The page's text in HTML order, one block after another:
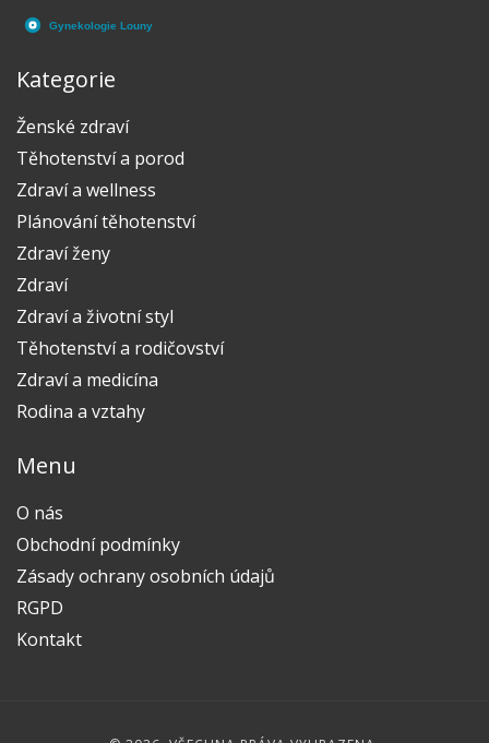
Kategorie
Ženské zdraví
Těhotenství a porod
Zdraví a wellness
Plánování těhotenství
Zdraví ženy
Zdraví
Zdraví a životní styl
Těhotenství a rodičovství
Zdraví a medicína
Rodina a vztahy
Menu
O nás
Obchodní podmínky
Zásady ochrany osobních údajů
RGPD
Kontakt